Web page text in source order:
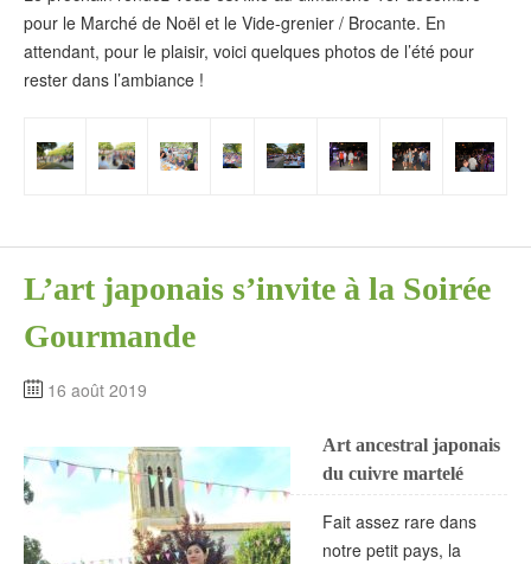
pour le Marché de Noël et le Vide-grenier / Brocante. En
attendant, pour le plaisir, voici quelques photos de l’été pour
rester dans l’ambiance !
L’art japonais s’invite à la Soirée
Gourmande
16 août 2019
Art ancestral japonais
du cuivre martelé
Fait assez rare dans
notre petit pays, la